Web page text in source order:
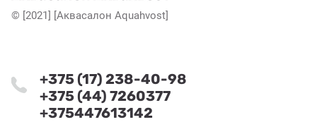
© [2021] [Аквасалон Aquahvost]
+375 (17) 238-40-98
+375 (44) 7260377
+375447613142